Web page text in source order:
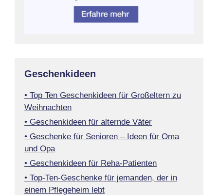
Geschenkideen
• Top Ten Geschenkideen für Großeltern zu
Weihnachten
• Geschenkideen für alternde Väter
• Geschenke für Senioren – Ideen für Oma
und Opa
• Geschenkideen für Reha-Patienten
• Top-Ten-Geschenke für jemanden, der in
einem Pflegeheim lebt